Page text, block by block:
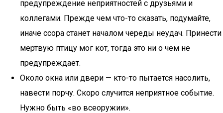
предупреждение неприятностей с друзьями и
коллегами. Прежде чем что-то сказать, подумайте,
иначе ссора станет началом череды неудач. Принести
мертвую птицу мог кот, тогда это ни о чем не
предупреждает.
Около окна или двери — кто-то пытается насолить,
навести порчу. Скоро случится неприятное событие.
Нужно быть «во всеоружии».